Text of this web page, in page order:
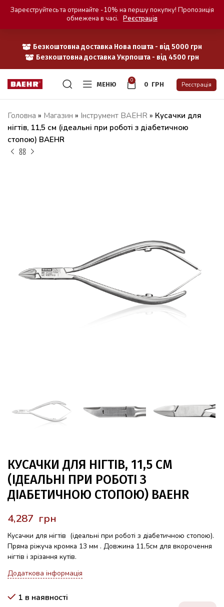
Безкоштовна доставка Нова пошта - від 5000 грн
Безкоштовна доставка Укрпошта - від 4500 грн
МЕНЮ
0
0 ГРН Реєстрація
Головна » Магазин » Iнструмент BAEHR » Кусачки для
нігтів, 11,5 см (ідеальні при роботі з діабетичною
стопою) BAEHR
КУСАЧКИ ДЛЯ НІГТІВ, 11,5 СМ
(ІДЕАЛЬНІ ПРИ РОБОТІ З
ДІАБЕТИЧНОЮ СТОПОЮ) BAEHR
грн
Кусачки для нігтів (ідеальні при роботі з діабетичною стопою).
Пряма ріжуча кромка 13 мм . Довжина 11,5см для вкорочення
нігтів і зрізання кутів.
Додаткова інформація
1 в наявності
Зареєструйтесь та отримайте -10% на першу покупку! Пропозиція
обмежена в часі. Реєстрація